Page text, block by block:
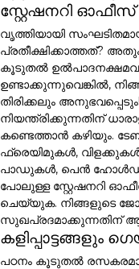
സ്റ്റേഷനറി
വൃത്തിയായി
പ്രതീക്ഷിക്കാത്തത്?
കൂടുതൽ
ഉണ്ടാക്കുന്നുവെങ്കിൽ,
തിരിക്കലും
നിയന്ത്രിക്കുന്നതിന്
കണ്ടെത്താൻ കഴിയും.
ഫ്രെയിമുകൾ,
പാഡുകൾ, പെൻ
പോലുള്ള സ്റ്റേഷനറി
ചെയ്യുക. നിങ്ങളുടെ
സുഖപ്രദമാക്കുന്നതിന്
കളിപ്പാട്ടങ്ങളും
പഠനം കൂടുതൽ